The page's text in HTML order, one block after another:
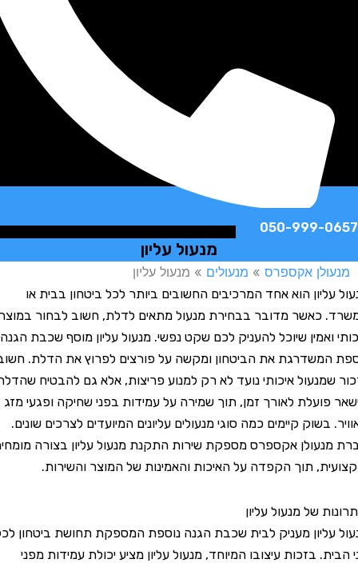
050-999-
מנעול עליון
אקספרס»מנעולים»מנעול עליון
הוא אחד המרכיבים החשובים ביותר לכל ביטחון בבית או
מדובר בבחירת מנעול מתאים לדלת, חשוב לבחור במוצר
שיוכל להעניק לכם שקט נפשי. מנעול עליון מוסף שכבת הגנה
את הביטחון ומקשה על פורצים לפרוץ את הדלת. חשוב
איכותי נועד לא רק למנוע פריצות, אלא גם להבטיח שהדלת
לאורך זמן, תוך שמירה על עמידות בפני שחיקה ופגעי מזג
קיימים כמה סוגי מנעולים עליונים המיועדים לצרכים שונים.
אקספרס מספקת שירות התקנת מנעול עליון בצורה מומחית
תוך הקפדה על האיכות והאמינות של המוצר והשירות.
של מנעול עליון
מעניק לבית שכבת הגנה נוספת המספקת תחושת ביטחון לכל
בזכות עיצובו המיוחד, מנעול עליון מציע יכולת עמידות מפני